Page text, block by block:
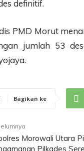
definitif.
PMD Morut
jumlah 53
Bagikan ke
Morowali Utara
Pilkades